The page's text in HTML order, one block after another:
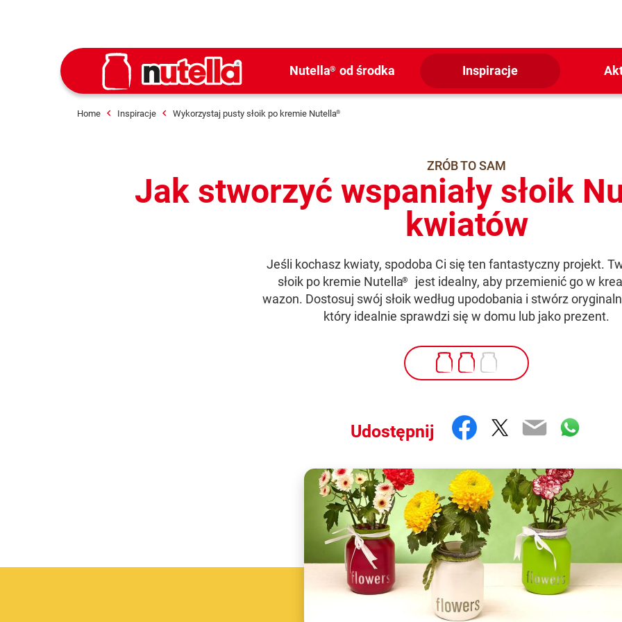
Nutella® od środka Inspiracje
Home Inspiracje Wykorzystaj pusty słoik po kremie Nutella®
ZRÓB TO SAM
Jak stworzyć wspaniały słoik
kwiatów
Jeśli kochasz kwiaty, spodoba Ci się ten fantastyczny projekt.
słoik po kremie Nutella®
jest idealny, aby przemienić go w
wazon. Dostosuj swój słoik według upodobania i stwórz
który idealnie sprawdzi się w domu lub jako prezent.
Udostępnij Facebook
Twitter
Email